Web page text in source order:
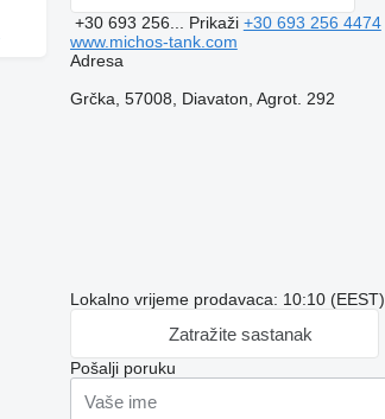
+30 693 256... Prikaži +30 693 256 4474
www.michos-tank.com
Adresa
Grčka, 57008, Diavaton, Agrot. 292
Lokalno vrijeme prodavaca: 10:10 (EEST)
Zatražite sastanak
Pošalji poruku